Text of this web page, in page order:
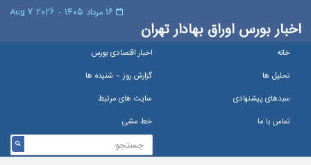
اخبار بورس اوراق بهادار تهران
خانه
اخبار اقتصادی بورس
تحلیل ها
گزارش روز – شنيده ها
سبدهای پیشنهادی
سایت های مرتبط
تماس با ما
خط مشی